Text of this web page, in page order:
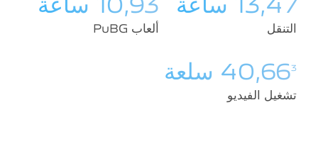
ألعاب PuBG التنقل
40,663 سلعة
تشغيل الفيديو